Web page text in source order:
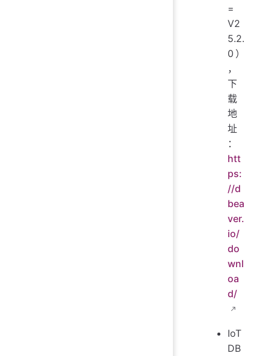
=
V2
5.2.
0）
，
下
载
地
址
：
htt
ps:
//d
bea
ver.
io/
do
wnl
oa
d/
IoT
DB